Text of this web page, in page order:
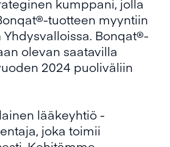
kumppani, jolla
tuotteen myyntiin
Bonqat®-
olevan saatavilla
2024 puoliväliin
lääkeyhtiö -
joka toimii